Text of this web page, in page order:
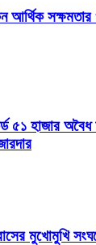
আর্থিক
৫১ হাজার অবৈধ
মুখোমুখি